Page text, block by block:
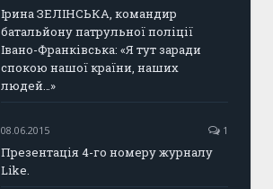
Ірина ЗЕЛІНСЬКА, командир
батальйону патрульної поліції
Івано-Франківська: «Я тут заради
спокою нашої країни, наших
людей…»
08.06.2015 1
Презентація 4-го номеру журналу
Like.